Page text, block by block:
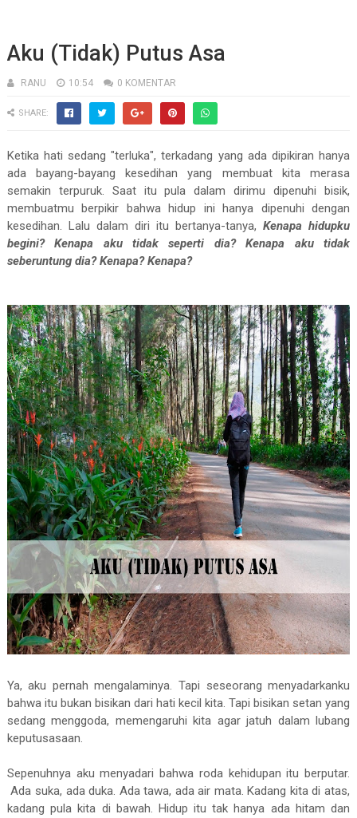
Aku (Tidak) Putus Asa
RANU 10:54 0 KOMENTAR
SHARE:
Ketika hati sedang "terluka", terkadang yang ada dipikiran hanya
ada bayang-bayang kesedihan yang membuat kita merasa
semakin terpuruk. Saat itu pula dalam dirimu dipenuhi bisik,
membuatmu berpikir bahwa hidup ini hanya dipenuhi dengan
kesedihan. Lalu dalam diri itu bertanya-tanya,Kenapa hidupku
begini? Kenapa aku tidak seperti dia? Kenapa aku tidak
seberuntung dia? Kenapa? Kenapa?
Ya, aku pernah mengalaminya. Tapi seseorang menyadarkanku
bahwa itu bukan bisikan dari hati kecil kita. Tapi bisikan setan yang
sedang menggoda, memengaruhi kita agar jatuh dalam lubang
keputusasaan.
Sepenuhnya aku menyadari bahwa roda kehidupan itu berputar.
Ada suka, ada duka. Ada tawa, ada air mata. Kadang kita di atas,
kadang pula kita di bawah. Hidup itu tak hanya ada hitam dan